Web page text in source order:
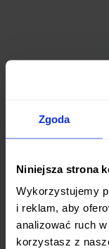
Zgoda
Niniejsza strona
Wykorzystujemy
i reklam, aby
analizować ruch
korzystasz z
Co